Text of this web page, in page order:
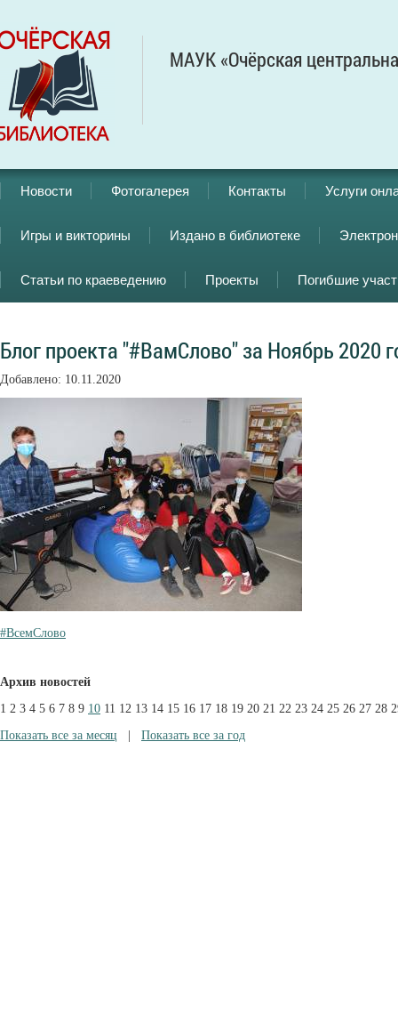
МАУК «Очёрская
Новости Фотогалерея Контакты Услуги
Игры и викторины Издано в библиотеке
Статьи по краеведению Проекты Погибшие
Блог проекта "#ВамСлово" за Ноябрь 2020
Добавлено: 10.11.2020
#ВсемСлово
Архив новостей
1 2 3 4 5 6 7 8 9 10 11 12 13 14 15 16 17 18 19 20 21 22 23 24 25 26 27 28
Показать все за месяц
Показать все за год